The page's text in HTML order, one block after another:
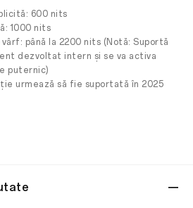
600 nits
1000 nits
până la 2200 nits (Notă: Suportă
dezvoltat intern și se va activa
puternic)
urmează să fie suportată în 2025